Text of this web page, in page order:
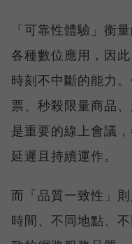
「可靠性體驗」衡
各種數位應用，因
時刻不中斷的能力
票、秒殺限量商品
是重要的線上會議
延遲且持續運作。
而「品質一致性」
時間、不同地點、